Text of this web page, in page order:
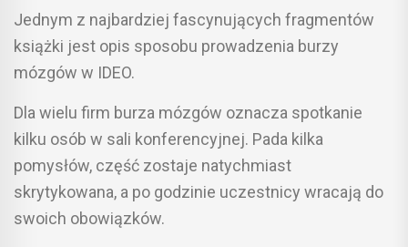
Jednym z najbardziej fascynujących fragmentów
książki jest opis sposobu prowadzenia burzy
mózgów w IDEO.
Dla wielu firm burza mózgów oznacza spotkanie
kilku osób w sali konferencyjnej. Pada kilka
pomysłów, część zostaje natychmiast
skrytykowana, a po godzinie uczestnicy wracają do
swoich obowiązków.